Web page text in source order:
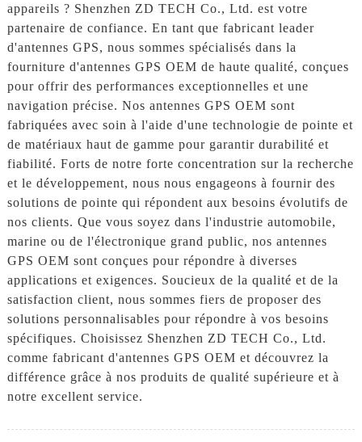
appareils ? Shenzhen ZD TECH Co., Ltd. est votre
partenaire de confiance. En tant que fabricant leader
d'antennes GPS, nous sommes spécialisés dans la
fourniture d'antennes GPS OEM de haute qualité, conçues
pour offrir des performances exceptionnelles et une
navigation précise. Nos antennes GPS OEM sont
fabriquées avec soin à l'aide d'une technologie de pointe et
de matériaux haut de gamme pour garantir durabilité et
fiabilité. Forts de notre forte concentration sur la recherche
et le développement, nous nous engageons à fournir des
solutions de pointe qui répondent aux besoins évolutifs de
nos clients. Que vous soyez dans l'industrie automobile,
marine ou de l'électronique grand public, nos antennes
GPS OEM sont conçues pour répondre à diverses
applications et exigences. Soucieux de la qualité et de la
satisfaction client, nous sommes fiers de proposer des
solutions personnalisables pour répondre à vos besoins
spécifiques. Choisissez Shenzhen ZD TECH Co., Ltd.
comme fabricant d'antennes GPS OEM et découvrez la
différence grâce à nos produits de qualité supérieure et à
notre excellent service.